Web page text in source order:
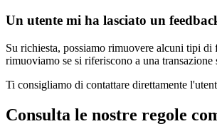
Un utente mi ha lasciato un
Su richiesta, possiamo rimuovere alcuni tipi
rimuoviamo se si riferiscono a una transazione
Ti consigliamo di contattare direttamente
Consulta le nostre regole